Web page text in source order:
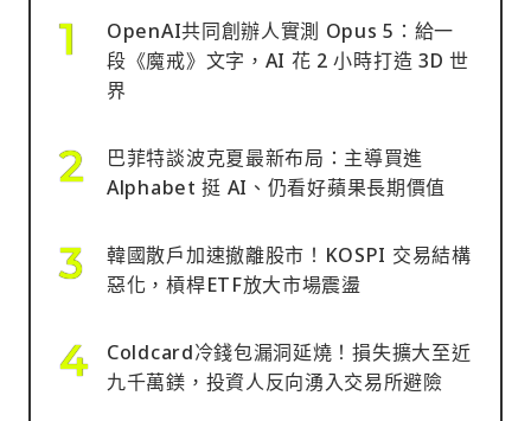
OpenAI共同創辦人實測 Opus 5：給一
段《魔戒》文字，AI 花 2 小時打造 3D 世
界
巴菲特談波克夏最新布局：主導買進
Alphabet 挺 AI、仍看好蘋果長期價值
韓國散戶加速撤離股市！KOSPI 交易結構
惡化，槓桿ETF放大市場震盪
Coldcard冷錢包漏洞延燒！損失擴大至近
九千萬鎂，投資人反向湧入交易所避險